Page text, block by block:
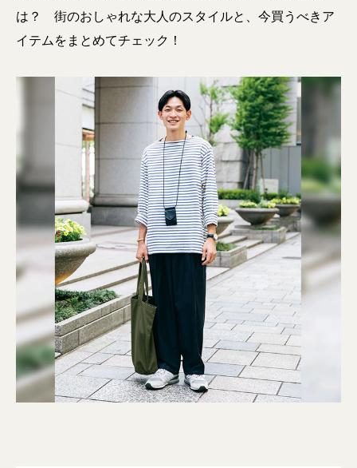
は？ 街のおしゃれな大人のスタイルと、今買うべきア
イテムをまとめてチェック！